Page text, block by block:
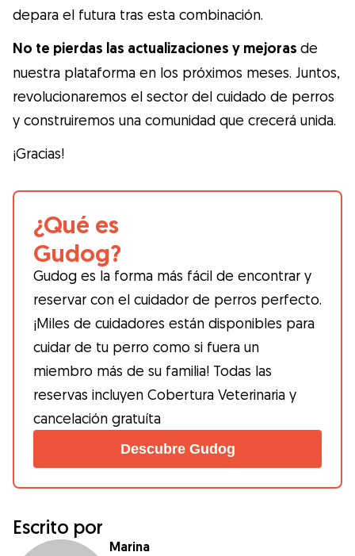
depara el futura tras esta combinación.
No te pierdas las actualizaciones y mejoras de
nuestra plataforma en los próximos meses. Juntos,
revolucionaremos el sector del cuidado de perros
y construiremos una comunidad que crecerá unida.
¡Gracias!
¿Qué es
Gudog?
Gudog es la forma más fácil de encontrar y
reservar con el cuidador de perros perfecto.
¡Miles de cuidadores están disponibles para
cuidar de tu perro como si fuera un
miembro más de su familia! Todas las
reservas incluyen Cobertura Veterinaria y
cancelación gratuíta
Descubre Gudog
Escrito por
Marina